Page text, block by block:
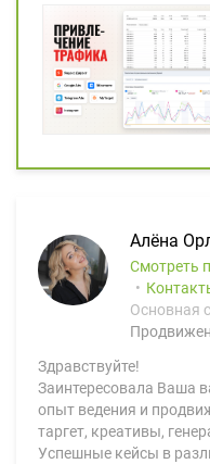
Алёна
Смотреть
Основная
Здравствуйте!
Заинтересовала Ваша
опыт ведения и
таргет, креативы,
Успешные кейсы в